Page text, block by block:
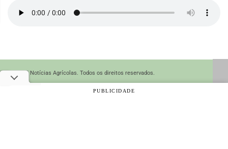
© 2026 Notícias Agrícolas. Todos os direitos reservados.
PUBLICIDADE